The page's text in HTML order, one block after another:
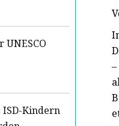
ISD-Kindern